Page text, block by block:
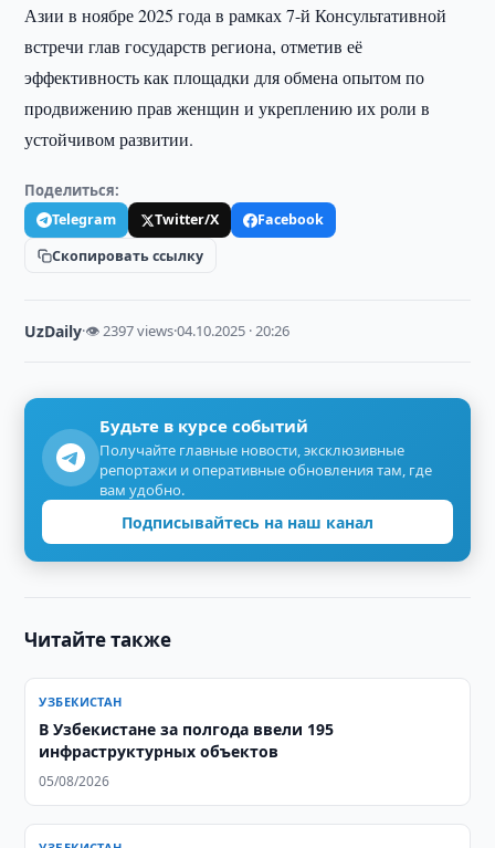
Азии в ноябре 2025 года в рамках 7-й Консультативной
встречи глав государств региона, отметив её
эффективность как площадки для обмена опытом по
продвижению прав женщин и укреплению их роли в
устойчивом развитии.
Поделиться:
Telegram Twitter/X
Facebook
Скопировать ссылку
UzDaily·👁 2397 views·04.10.2025 · 20:26
Будьте в курсе событий
Получайте главные новости, эксклюзивные
репортажи и оперативные обновления там, где
вам удобно.
Подписывайтесь на наш канал
Читайте также
УЗБЕКИСТАН
В Узбекистане за полгода ввели 195
инфраструктурных объектов
05/08/2026